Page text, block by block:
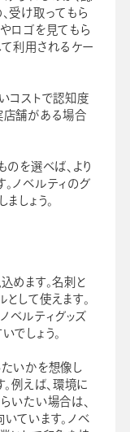
受け取ってもら
ロゴを見てもら
て利用されるケー
コストで認知度
店舗がある場合
のを選べば、より
ノベルティのグ
しょう。
めます。名刺と
して使えます。
ベルティグッズ
でしょう。
いかを想像し
例えば、環境に
いたい場合は、
ています。ノベ